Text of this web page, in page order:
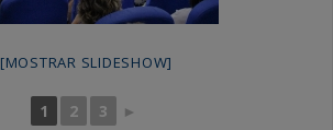
[MOSTRAR SLIDESHOW]
1 2 3 ►